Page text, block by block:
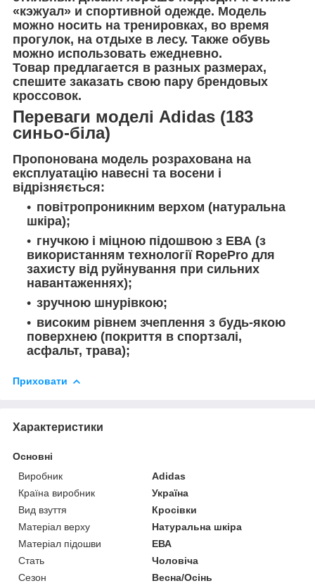
«кэжуал» и спортивной одежде. Модель
можно носить на тренировках, во время
прогулок, на отдыхе в лесу. Также обувь
можно использовать ежедневно.
Товар предлагается в разных размерах,
спешите заказать свою пару брендовых
кроссовок.
Переваги моделі Adidas (183
синьо-біла)
Пропонована модель розрахована на
експлуатацію навесні та восени і
відрізняється:
повітропроникним верхом (натуральна
шкіра);
гнучкою і міцною підошвою з ЕВА (з
використанням технології RopePro для
захисту від руйнування при сильних
навантаженнях);
зручною шнурівкою;
високим рівнем зчеплення з будь-якою
поверхнею (покриття в спортзалі,
асфальт, трава);
Приховати
Характеристики
Основні
Виробник
Adidas
Країна виробник
Україна
Вид взуття
Кросівки
Матеріал верху
Натуральна шкіра
Матеріал підошви
ЕВА
Стать
Чоловіча
Сезон
Весна/Осінь